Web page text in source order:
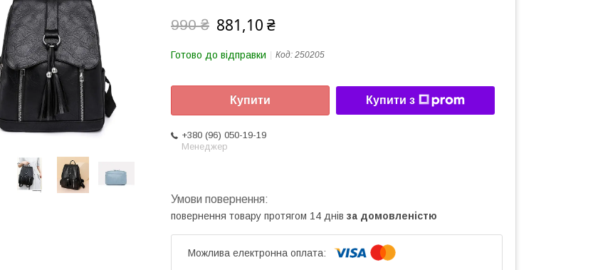
990 ₴ 881,10 ₴
Готово до відправки Код: 250205
Купити Купити з
+380 (96) 050-19-19
Менеджер
повернення товару протягом 14 днів за домовленістю